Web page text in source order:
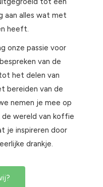
aan alles wat met
heeft.
onze passie voor
van de
het delen van
bereiden van de
nemen je mee op
wereld van koffie
je inspireren door
drankje.